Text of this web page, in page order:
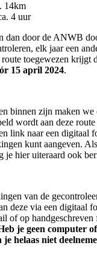
14km
4 uur
dan door de ANWB
elk jaar een
toegewezen krijgt
15 april 2024.
binnen zijn maken we
wordt aan deze
link naar een digitaal
kunt aangeven.
je hier uiteraard ook
van de
deze via een digitaal
of op
je geen computer
helaas niet